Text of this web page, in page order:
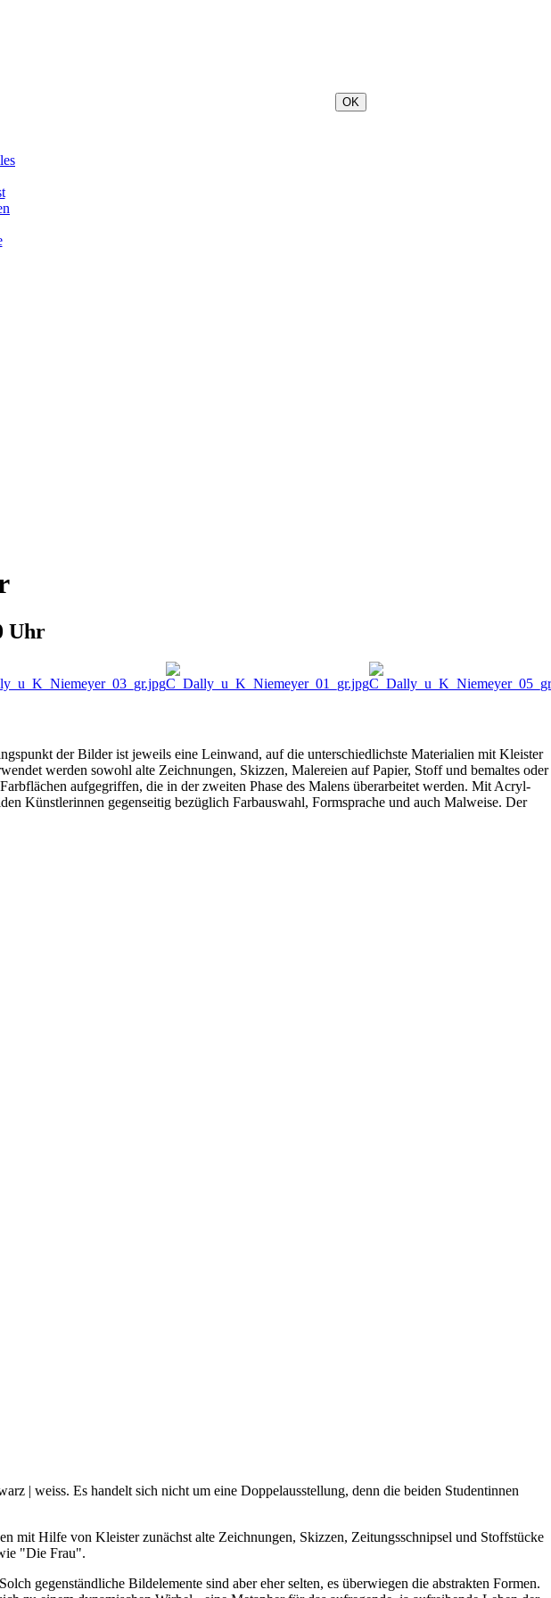
Uhr
der Bilder ist jeweils eine Leinwand, auf die unterschiedlichste Materialien mit Kleister
werden sowohl alte Zeichnungen, Skizzen, Malereien auf Papier, Stoff und bemaltes oder
aufgegriffen, die in der zweiten Phase des Malens überarbeitet werden. Mit Acryl-
Künstlerinnen gegenseitig bezüglich Farbauswahl, Formsprache und auch Malweise. Der
| weiss. Es handelt sich nicht um eine Doppelausstellung, denn die beiden Studentinnen
mit Hilfe von Kleister zunächst alte Zeichnungen, Skizzen, Zeitungsschnipsel und Stoffstücke
"Die Frau".
gegenständliche Bildelemente sind aber eher selten, es überwiegen die abstrakten Formen.